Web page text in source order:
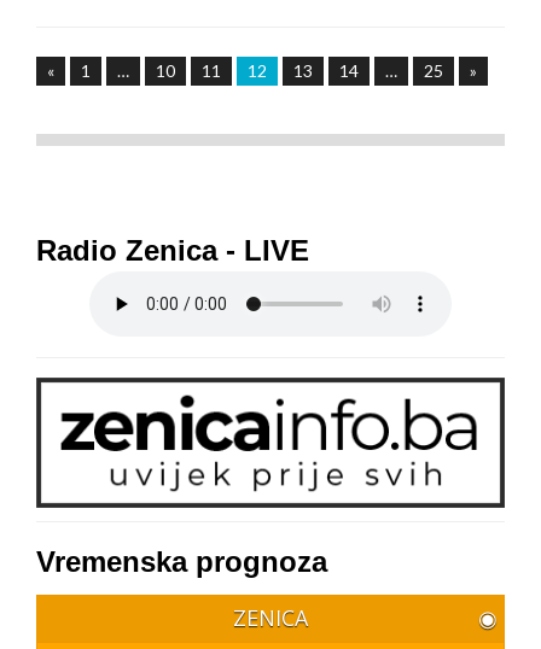
« 1 … 10 11 12 13 14 … 25 »
Radio Zenica - LIVE
Vremenska prognoza
ZENICA ◉